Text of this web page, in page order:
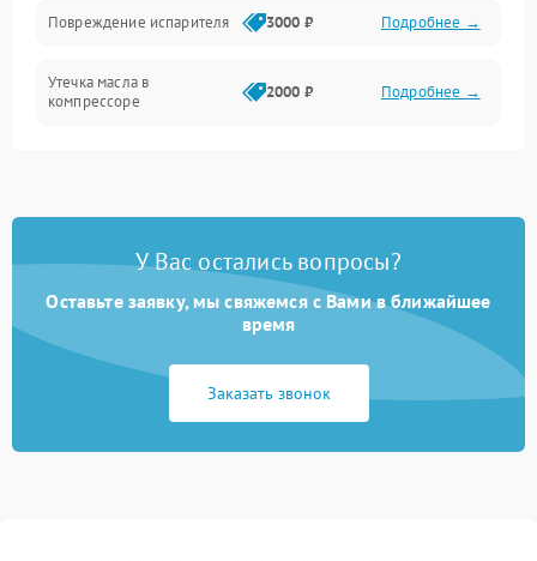
Повреждение испарителя 3000 ₽ Подробнее →
Утечка масла в
компрессоре
2000 ₽ Подробнее →
четырехходового клапана
Подробнее →
вентилятора
1500 ₽ Подробнее →
1000 ₽ Подробнее →
У Вас остались вопросы?
Оставьте заявку, мы свяжемся с Вами в ближайшее
время
Заказать звонок